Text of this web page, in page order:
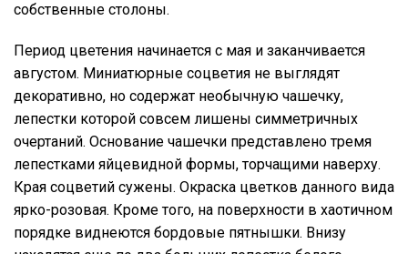
собственные столоны.
Период цветения начинается с мая и заканчивается
августом. Миниатюрные соцветия не выглядят
декоративно, но содержат необычную чашечку,
лепестки которой совсем лишены симметричных
очертаний. Основание чашечки представлено тремя
лепестками яйцевидной формы, торчащими наверху.
Края соцветий сужены. Окраска цветков данного вида
ярко-розовая. Кроме того, на поверхности в хаотичном
порядке виднеются бордовые пятнышки. Внизу